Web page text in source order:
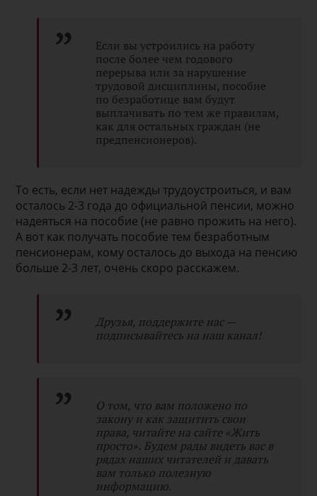
Если вы устроились на работу
после более чем годового
перерыва или за нарушение
трудовой дисциплины, пособие
по безработице вам будут
выплачивать по тем же правилам,
как для остальных граждан (не
предпенсионеров).
То есть, если нет надежды трудоустроиться, и вам
осталось 2-3 года до официальной пенсии, можно
надеяться на пособие (не равно прожить на него).
А вот как получать пособие тем безработным
пенсионерам, кому осталось до выхода на пенсию
больше 2-3 лет, очень скоро расскажем.
Друзья, поддержите нас —
подписывайтесь на наш канал!
О том, что вам положено по
закону и как защитить свои
права, читайте на сайте «Жить
просто». Будем рады видеть вас в
рядах наших читателей и давать
вам только полезную
информацию.